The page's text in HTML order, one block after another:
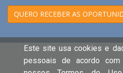
QUERO RECEBER AS
Este site usa cookies e
pessoais de acordo